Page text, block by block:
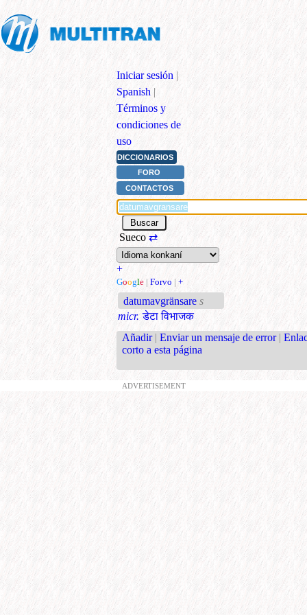
Iniciar sesión |
Spanish |
Términos y
condiciones de
uso
DICCIONARIOS
FORO
CONTACTOS
Sueco ⇄
+
Google | Forvo | +
datumavgränsare s
micr. डेटा विभाजक
Añadir | Enviar un mensaje de error |
corto a esta página
ADVERTISEMENT